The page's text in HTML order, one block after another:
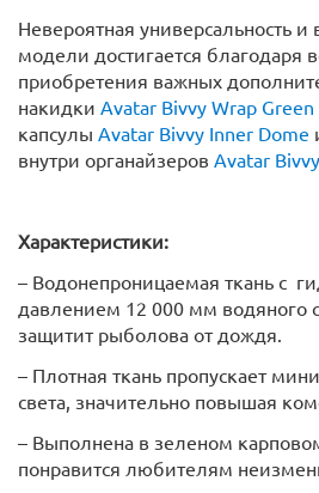
Невероятная универсальность и
модели достигается благодаря
приобретения важных
накидки Avatar Bivvy Wrap Green
капсулы Avatar Bivvy Inner Dome
внутри органайзеров Avatar
Характеристики:
– Водонепроницаемая ткань с
давлением 12 000 мм водяного
защитит рыболова от дождя.
– Плотная ткань пропускает
света, значительно повышая
– Выполнена в зеленом
понравится любителям